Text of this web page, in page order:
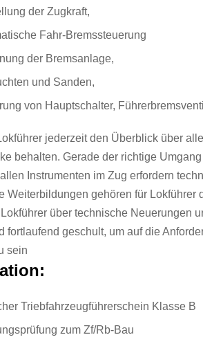
der Zugkraft,
Fahr-Bremssteuerung
der Bremsanlage,
und Sanden,
von Hauptschalter, Führerbremsventil
jederzeit den Überblick über
behalten. Gerade der richtige
Instrumenten im Zug erfordern
Weiterbildungen gehören für Lokführer
über technische Neuerungen
fortlaufend geschult, um auf die
sein
Triebfahrzeugführerschein Klasse B
zum Zf/Rb-Bau